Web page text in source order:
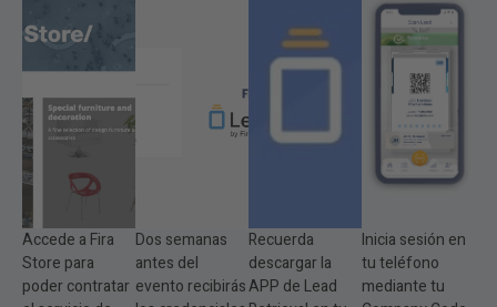
Accede a Fira
Store para
poder contratar
Dos semanas
antes del
evento recibirás
Recuerda
descargar la
APP de Lead
Inicia sesión en
tu teléfono
mediante tu